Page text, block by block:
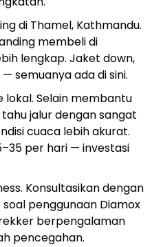
di Thamel, Kathmandu.
membeli di
lengkap. Jaket down,
semuanya ada di sini.
Selain membantu
jalur dengan sangat
cuaca lebih akurat.
per hari — investasi
Konsultasikan dengan
penggunaan Diamox
berpengalaman
pencegahan.